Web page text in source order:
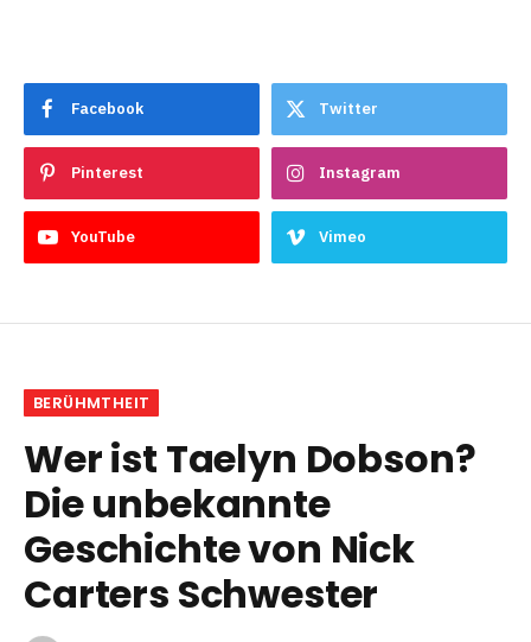
Facebook Twitter
Pinterest Instagram
YouTube Vimeo
BERÜHMTHEIT
Wer ist Taelyn Dobson?
Die unbekannte
Geschichte von Nick
Carters Schwester